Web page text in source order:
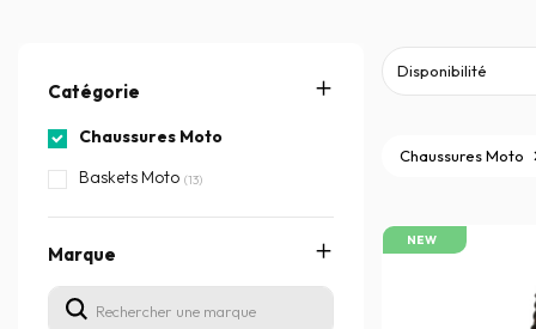
Catégorie
Chaussures Moto
Baskets Moto (13)
Marque
Chaussures Moto
NEW